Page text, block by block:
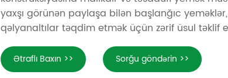
yaxşı görünən paylaşa bilən başlanğıc
qəlyanaltılar təqdim etmək üçün zərif üsul təklif
Ətraflı Baxın >> Sorğu göndərin >>